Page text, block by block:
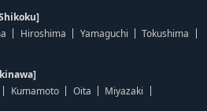
Hiroshima Yamaguchi
Tokushima
Kumamoto Oita
Miyazaki